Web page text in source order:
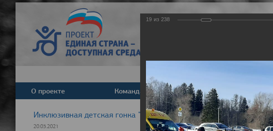
О проекте Команда Новости
Инклюзивная детская гонка "Лыжня здоровья" 2021
20.03.2021
19 из 238